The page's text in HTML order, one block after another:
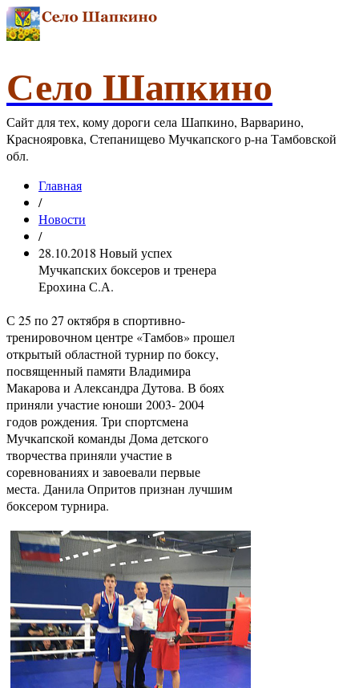
Село Шапкино
Сайт для тех, кому дороги села Шапкино, Варварино,
Краснояровка, Степанищево Мучкапского р-на Тамбовской
обл.
Главная
/
Новости
/
28.10.2018 Новый успех
Мучкапских боксеров и тренера
Ерохина С.А.
С 25 по 27 октября в спортивно-
тренировочном центре «Тамбов» прошел
открытый областной турнир по боксу,
посвященный памяти Владимира
Макарова и Александра Дутова. В боях
приняли участие юноши 2003- 2004
годов рождения. Три спортсмена
Мучкапской команды Дома детского
творчества приняли участие в
соревнованиях и завоевали первые
места. Данила Опритов признан лучшим
боксером турнира.